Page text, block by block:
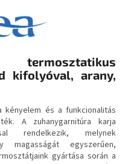
kifolyóval, arany,
kényelem és a funkcionalitás
A zuhanygarnitúra karja
rendelkezik, melynek
magasságát egyszerűen,
gyártása során a